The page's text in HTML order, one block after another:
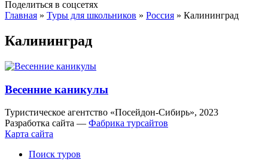
Поделиться в соцсетях
Главная » Туры для школьников » Россия » Калининград
Калининград
Весенние каникулы
Туристическое агентство «Посейдон-Сибирь», 2023
Разработка сайта — Фабрика турсайтов
Карта сайта
Поиск туров